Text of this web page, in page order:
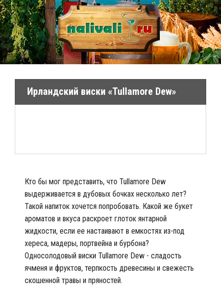
Ирландский виски «Tullamore Dew»
Кто бы мог представить, что Tullamore Dew
выдерживается в дубовых бочках несколько лет?
Такой напиток хочется попробовать. Какой же букет
ароматов и вкуса раскроет глоток янтарной
жидкости, если ее настаивают в емкостях из-под
хереса, мадеры, портвейна и бурбона?
Односолодовый виски Tullamore Dew - сладость
ячменя и фруктов, терпкость древесины и свежесть
скошенной травы и пряностей.